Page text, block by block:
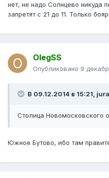
нет, не надо Солнцево никуда
запретят с 21 до 11. Только
OlegSS
Опубликовано 9
В 09.12.2014 в 15:21,
Столица Новомосковского
Южное Бутово, ибо там